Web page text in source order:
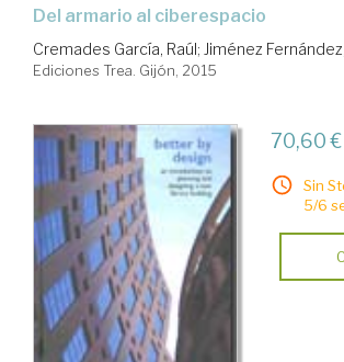
del armario al ciberespacio
Cremades García, Raúl; Jiménez
Ediciones Trea. Gijón, 2015
70,60 €
Sin
5/6